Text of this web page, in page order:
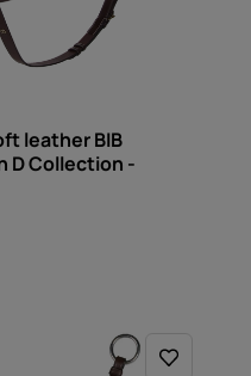
leather BIB
D Collection -